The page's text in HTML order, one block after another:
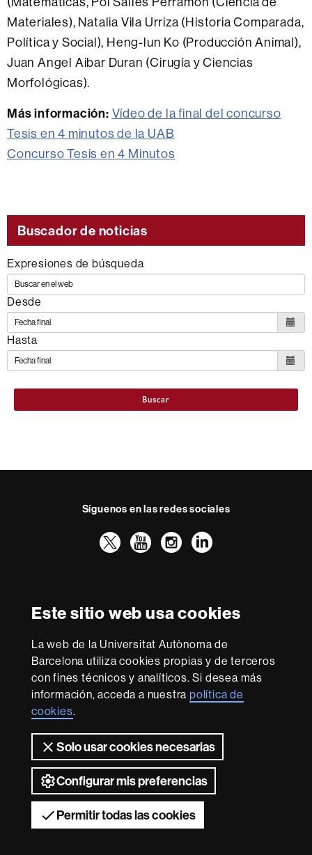
Este sitio web usa cookies
La web de la Universitat Autònoma de
Barcelona utiliza cookies propias y de terceros
con fines técnicos y analíticos. Si desea más
información, acceda a nuestrapolítica de
cookies.
Solo usar cookies necesarias
Configurar mis preferencias
Permitir todas las cookies
Materiales), Natalia Vila Urriza (Historia Comparada,
Política y Social), Heng-lun Ko (Producción Animal),
Juan Angel Aibar Duran (Cirugía y Ciencias
Morfológicas).
Más información: Vídeo de la final del concurso
Tesis en 4 minutos de la UAB
Concurso Tesis en 4 Minutos
Buscador de noticias
Expresiones de búsqueda
Desde
Hasta
Buscar
Síguenos en las redes sociales
TwitterYouTube
Instagram
LinkedIn
Excellence
Research
-
Euraxess
Con la financiación de
Sobre
esta
web Aviso legal Protección de datos
web Accesibilidad web Mapa del web UAB
2026 Universitat Autònoma de Barcelona